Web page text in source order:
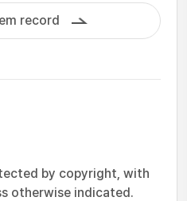
record
by copyright, with
otherwise indicated.